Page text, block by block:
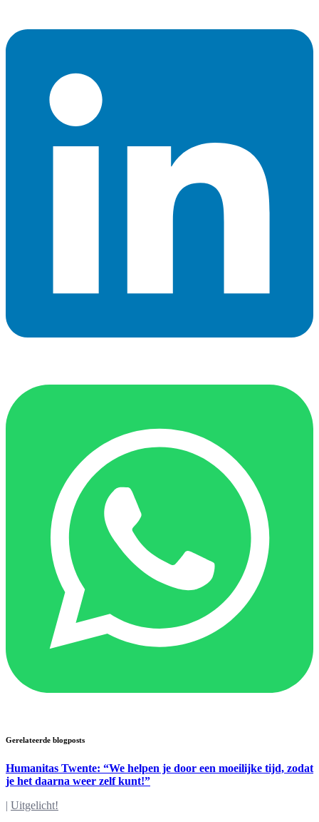
Gerelateerde blogposts
Humanitas Twente: “We helpen je door een moeilijke tijd, zodat
je het daarna weer zelf kunt!”
| Uitgelicht!